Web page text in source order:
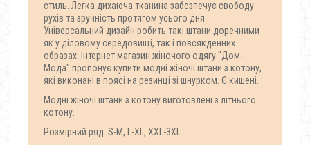
стиль. Легка дихаюча тканина забезпечує свободу
рухів та зручність протягом усього дня.
Універсальний дизайн робить такі штани доречними
як у діловому середовищі, так і повсякденних
образах. Інтернет магазин жіночого одягу "Дом-
Мода" пропонує купити модні жіночі штани з котону,
які виконані в поясі на резинці зі шнурком. Є кишені.
Модні жіночі штани з котону виготовлені з літнього
котону.
Розмірний ряд: S-M, L-XL, XXL-3XL.